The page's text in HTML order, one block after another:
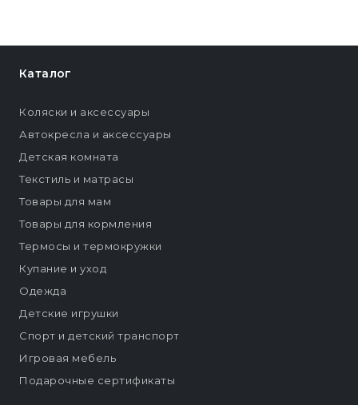
Каталог
Коляски и аксессуары
Автокресла и аксессуары
Детская комната
Текстиль и матрасы
Товары для мам
Товары для кормления
Термосы и термокружки
Купание и уход
Одежда
Детские игрушки
Спорт и детский транспорт
Игровая мебель
Подарочные сертификаты